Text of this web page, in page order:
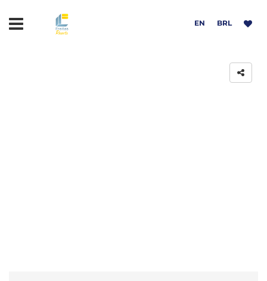
EN BRL